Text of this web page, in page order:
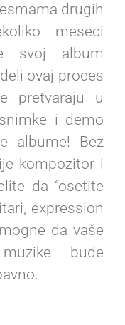
drugih
meseci
svoj album
ovaj proces
pretvaraju u
i demo
albume! Bez
kompozitor i
da “osetite
expression
da vaše
bude